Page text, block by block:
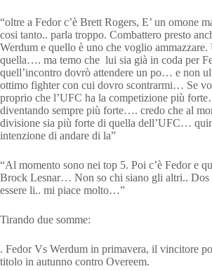
“oltre a Fedor c’è Brett Rogers, E’ un omone
cosi tanto.. parla troppo. Combattero presto
Werdum e quello è uno che voglio ammazzare.
quella…. ma temo che lui sia già in coda per
quell’incontro dovrò attendere un po… e non
ottimo fighter con cui dovro scontrarmi… Se
proprio che l’UFC ha la competizione più
diventando sempre più forte…. credo che al
divisione sia più forte di quella dell’UFC…
intenzione di andare di la”
“Al momento sono nei top 5. Poi c’è Fedor e
Brock Lesnar… Non so chi siano gli altri.. Dos
essere li.. mi piace molto…”
Tirando due somme:
. Fedor Vs Werdum in primavera, il vincitore
titolo in autunno contro Overeem.